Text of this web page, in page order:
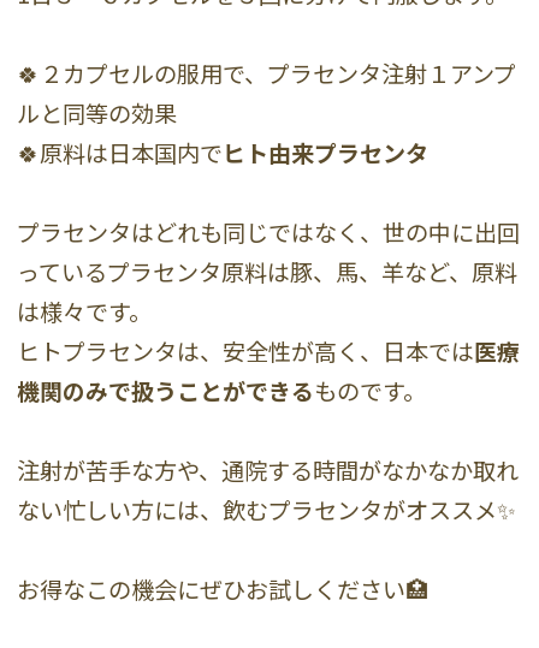
🍀２カプセルの服用で、プラセンタ注射１アンプ
ルと同等の効果
🍀原料は日本国内でヒト由来プラセンタ
プラセンタはどれも同じではなく、世の中に出回
っているプラセンタ原料は豚、馬、羊など、原料
は様々です。
ヒトプラセンタは、安全性が高く、日本では医療
機関のみで扱うことができるものです。
注射が苦手な方や、通院する時間がなかなか取れ
ない忙しい方には、飲むプラセンタがオススメ✨
お得なこの機会にぜひお試しください🏥